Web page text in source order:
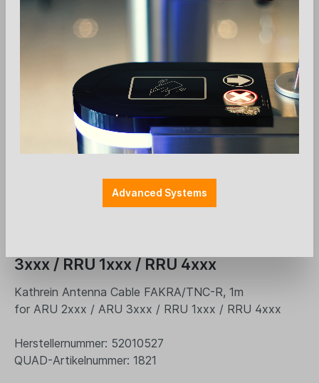
Die Preise werden nach der Aktivierung
angezeigt
Zum Merkzettel hinzufügen
3xxx / RRU 1xxx / RRU 4xxx
Kathrein Antenna Cable FAKRA/TNC-R, 1m
for ARU 2xxx / ARU 3xxx / RRU 1xxx / RRU 4xxx
Herstellernummer: 52010527
QUAD-Artikelnummer: 1821
Advanced Systems